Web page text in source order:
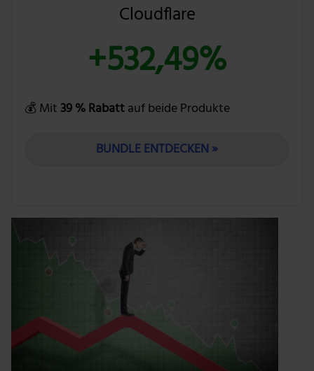
Cloudflare
+532,49%
💰 Mit 39 % Rabattauf beide Produkte
BUNDLE ENTDECKEN »